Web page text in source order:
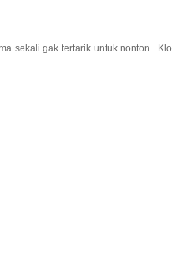
sekali gak tertarik untuk nonton.. Klo